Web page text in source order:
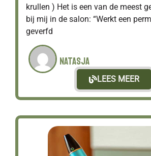
krullen ) Het is een van de meest
bij mij in de salon: “Werkt een
geverfd
Natasja
LEES MEER